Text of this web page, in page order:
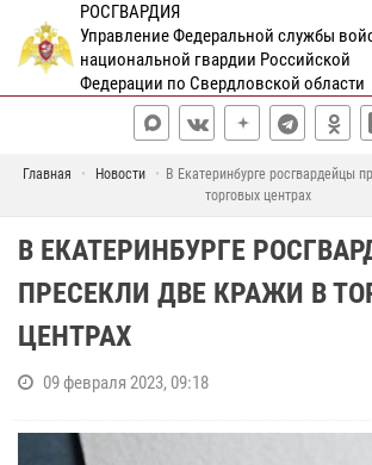
РОСГВАРДИЯ
Управление Федеральной службы
национальной гвардии Российской
Федерации по Свердловской области
Главная Новости
В Екатеринбурге росгвардейцы
торговых центрах
В ЕКАТЕРИНБУРГЕ
ПРЕСЕКЛИ ДВЕ КРАЖИ В
ЦЕНТРАХ
09 февраля 2023, 09:18